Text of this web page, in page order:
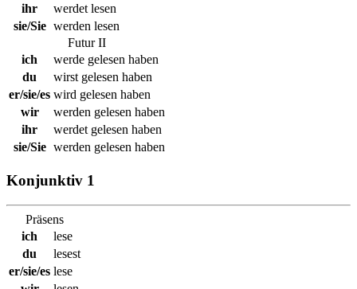
ihr
werdet lesen
sie/Sie werden lesen
Futur II
ich
werde gelesen haben
du
wirst gelesen haben
er/sie/es wird gelesen haben
wir
werden gelesen haben
ihr
werdet gelesen haben
sie/Sie werden gelesen haben
Konjunktiv 1
Präsens
ich
lese
du
lesest
er/sie/es lese